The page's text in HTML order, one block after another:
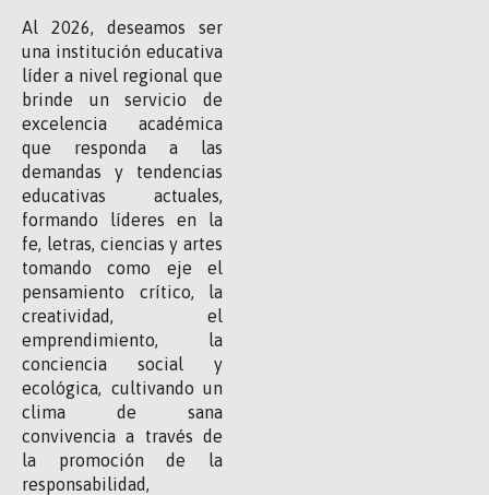
Al 2026, deseamos ser
una institución educativa
líder a nivel regional que
brinde un servicio de
excelencia académica
que responda a las
demandas y tendencias
educativas actuales,
formando líderes en la
fe, letras, ciencias y artes
tomando como eje el
pensamiento crítico, la
creatividad, el
emprendimiento, la
conciencia social y
ecológica, cultivando un
clima de sana
convivencia a través de
la promoción de la
responsabilidad,